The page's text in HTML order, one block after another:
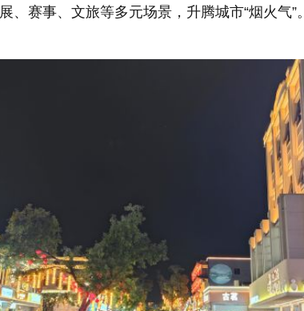
、赛事、文旅等多元场景，升腾城市“烟火气”。